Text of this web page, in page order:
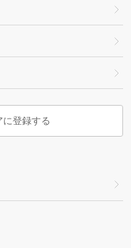
に登録する